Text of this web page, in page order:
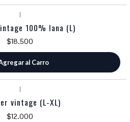
|
100% lana (L)
$18.500
al Carro
|
vintage (L-XL)
$12.000